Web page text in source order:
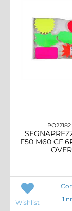
PO22182
F50 M60
OVER
Wishlist
1 nr